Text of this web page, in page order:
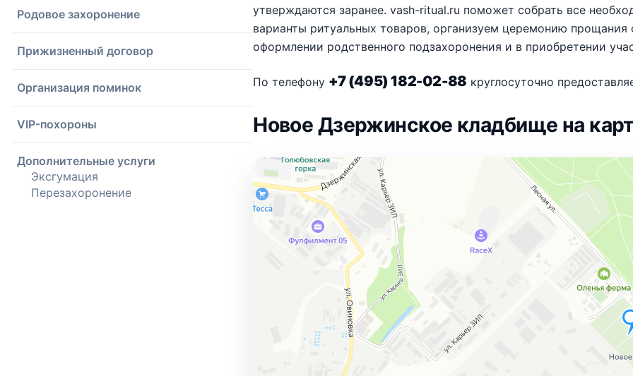
Родовое захоронение
Прижизненный договор
Организация поминок
VIP-похороны
Дополнительные услуги
Эксгумация
Перезахоронение
утверждаются заранее. vash-ritual.ru поможет собрать все
варианты ритуальных товаров, организуем церемонию
оформлении родственного подзахоронения и в приобретении
По телефону +7 (495) 182-02-88 круглосуточно
Новое Дзержинское кладбище на